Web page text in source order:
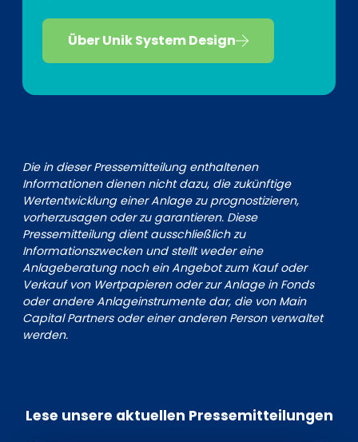
Über Unik System Design
Die in dieser Pressemitteilung enthaltenen
Informationen dienen nicht dazu, die zukünftige
Wertentwicklung einer Anlage zu prognostizieren,
vorherzusagen oder zu garantieren. Diese
Pressemitteilung dient ausschließlich zu
Informationszwecken und stellt weder eine
Anlageberatung noch ein Angebot zum Kauf oder
Verkauf von Wertpapieren oder zur Anlage in Fonds
oder andere Anlageinstrumente dar, die von Main
Capital Partners oder einer anderen Person verwaltet
werden.
Lese unsere aktuellen Pressemitteilungen